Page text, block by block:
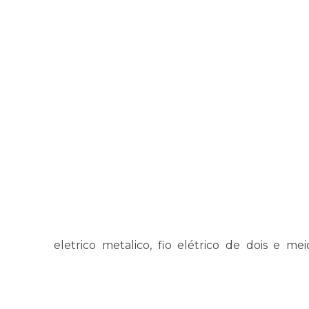
eletrico metalico, fio elétrico de dois e